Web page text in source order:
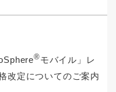
®モバイル」レ
改定についてのご案内